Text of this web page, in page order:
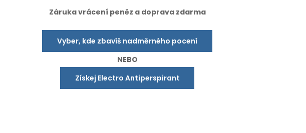
Záruka vrácení peněz a doprava zdarma
Vyber, kde zbavíš nadměrného pocení
NEBO
Získej Electro Antiperspirant